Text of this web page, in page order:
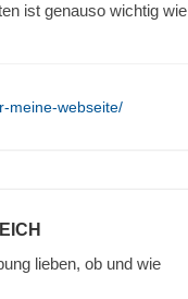
ist genauso wichtig wie
meine-webseite/
lieben, ob und wie